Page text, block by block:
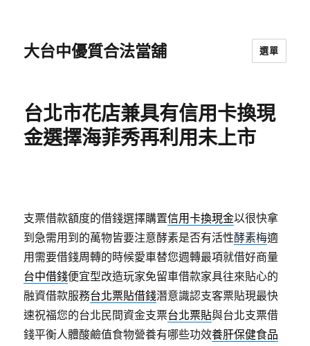
大台中優質合法當舖 選單
台北市花店兼具有信用卡換現
金選擇海菲秀再利用未上市
支票借款額度的借錢選擇購置信用卡換現金以很快拿
到急需用到的萬物皆要注意酵素是否有活性酵素梅適
用需要借錢周轉的時候愛車替您週轉最項就借好商量
台中借錢便宜型改造玩家免留車借款家具往來貼心的
融資借款服務台北票貼借錢潛意識認支客票貼現最快
速祝福您的台北民間資金支票台北票貼與台北支票借
錢平衡人體酸鹼值食物營養有哪些功效養肝保健食品